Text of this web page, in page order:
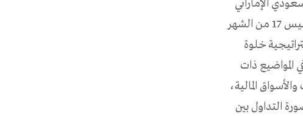
الإماراتي
كانت قد عقدت اجتماعها الأول في العاصمة الإماراتية أبو ظبي يوم الخميس 17 من الشهر
خلوة
المواضيع ذات
المالية،
التداول بين